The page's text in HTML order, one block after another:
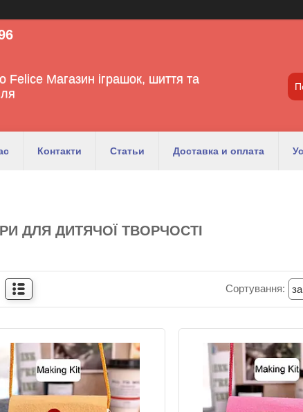
Felice Магазин іграшок, шиття та
Контакти Статьи Доставка и оплата
ДЛЯ ДИТЯЧОЇ ТВОРЧОСТІ